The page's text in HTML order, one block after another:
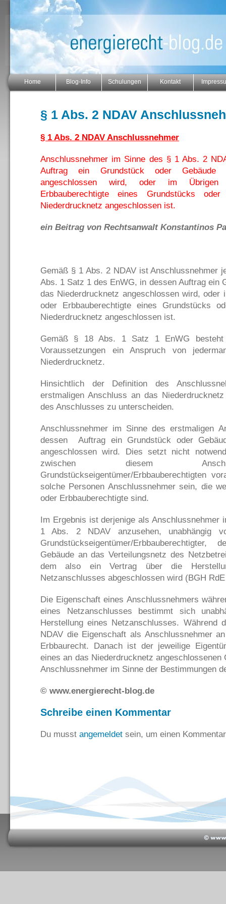
Home Blog-Info Schulungen Kontakt
§ 1 Abs. 2 NDAV
§ 1 Abs. 2 NDAV Anschlussnehmer
Anschlussnehmer im Sinne des § 1 Abs. 2
Auftrag ein Grundstück oder Gebäude
angeschlossen wird, oder im Übrigen
Erbbauberechtigte eines Grundstücks
Niederdrucknetz angeschlossen ist.
ein Beitrag von Rechtsanwalt Konstantinos
Gemäß § 1 Abs. 2 NDAV ist Anschlussnehmer
Abs. 1 Satz 1 des EnWG, in dessen Auftrag ein
das Niederdrucknetz angeschlossen wird, oder
oder Erbbauberechtigte eines Grundstücks
Niederdrucknetz angeschlossen ist.
Gemäß § 18 Abs. 1 Satz 1 EnWG besteht
Voraussetzungen ein Anspruch von
Niederdrucknetz.
Hinsichtlich der Definition des
erstmaligen Anschluss an das
des Anschlusses zu unterscheiden.
Anschlussnehmer im Sinne des erstmaligen
dessen Auftrag ein Grundstück oder
angeschlossen wird. Dies setzt nicht
zwischen diesem
Grundstückseigentümer/Erbbauberechtigten
solche Personen Anschlussnehmer sein, die
oder Erbbauberechtigte sind.
Im Ergebnis ist derjenige als Anschlussnehmer
1 Abs. 2 NDAV anzusehen, unabhängig
Grundstückseigentümer/
Gebäude an das Verteilungsnetz des
dem also ein Vertrag über die
Netzanschlusses abgeschlossen wird (BGH
Die Eigenschaft eines Anschlussnehmers
eines Netzanschlusses bestimmt sich
Herstellung eines Netzanschlusses. Während
NDAV die Eigenschaft als Anschlussnehmer
Erbbaurecht. Danach ist der jeweilige
eines an das Niederdrucknetz angeschlossenen
Anschlussnehmer im Sinne der Bestimmungen
© www.energierecht-blog.de
Schreibe einen Kommentar
Du musst angemeldet sein, um einen